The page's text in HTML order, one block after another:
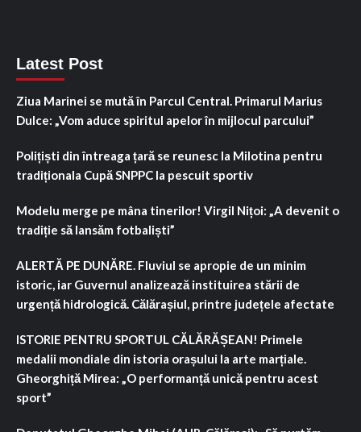
Latest Post
Ziua Marinei se mută în Parcul Central. Primarul Marius
Dulce: „Vom aduce spiritul apelor în mijlocul parcului”
Polițiști din întreaga țară se reunesc la Milotina pentru
tradiționala Cupă SNPPC la pescuit sportiv
Modelu merge pe mâna tinerilor! Virgil Nițoi: „A devenit o
tradiție să lansăm fotbaliști”
ALERTĂ PE DUNĂRE. Fluviul se apropie de un minim
istoric, iar Guvernul analizează instituirea stării de
urgență hidrologică. Călărașiul, printre județele afectate
ISTORIE PENTRU SPORTUL CĂLĂRĂȘEAN! Primele
medalii mondiale din istoria orașului la arte marțiale.
Gheorghiță Mirea: „O performanță unică pentru acest
sport”